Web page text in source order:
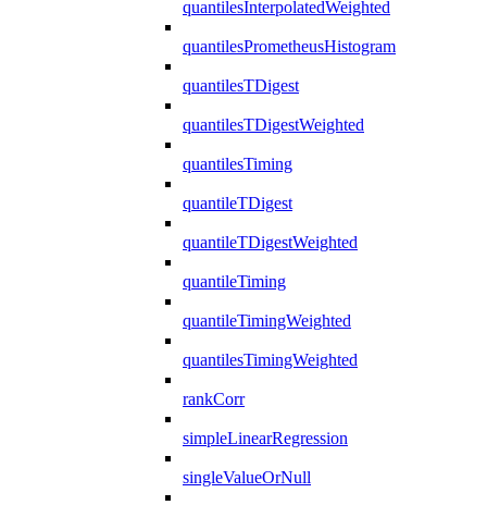
quantilesInterpolatedWeighted
quantilesPrometheusHistogram
quantilesTDigest
quantilesTDigestWeighted
quantilesTiming
quantileTDigest
quantileTDigestWeighted
quantileTiming
quantileTimingWeighted
quantilesTimingWeighted
rankCorr
simpleLinearRegression
singleValueOrNull